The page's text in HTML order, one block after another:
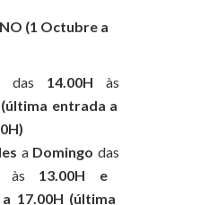
(1 Octubre a
das 14.00H às
(última entrada a
aDomingo das
às 13.00H e
a 17.00H (última